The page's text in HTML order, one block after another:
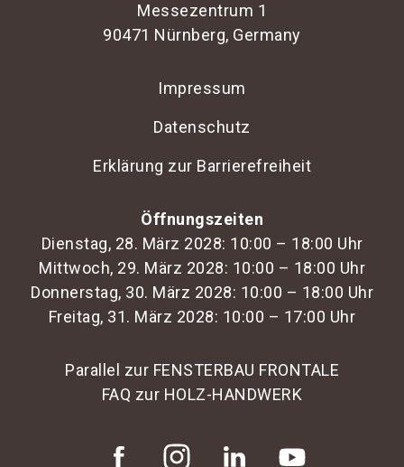
Messezentrum 1
90471 Nürnberg, Germany
Impressum
Datenschutz
Erklärung zur Barrierefreiheit
Öffnungszeiten
Dienstag, 28. März 2028: 10:00 – 18:00 Uhr
Mittwoch, 29. März 2028: 10:00 – 18:00 Uhr
Donnerstag, 30. März 2028: 10:00 – 18:00 Uhr
Freitag, 31. März 2028: 10:00 – 17:00 Uhr
Parallel zur FENSTERBAU FRONTALE
FAQ zur HOLZ-HANDWERK